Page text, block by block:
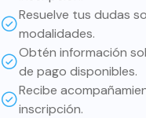
ya están
entender
fondo
cada
Resuelve tus dudas
modalidades.
Obtén información
de pago disponibles.
Recibe
inscripción.